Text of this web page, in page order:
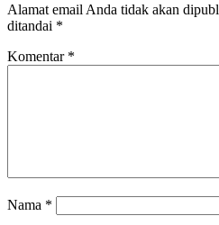
Alamat email Anda tidak akan
ditandai *
Komentar *
Nama *